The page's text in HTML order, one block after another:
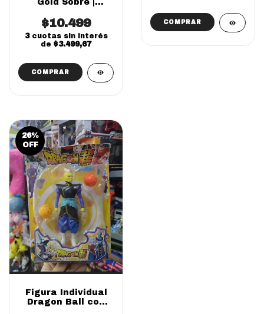
Gold Sobre |
Infantil
$10.499
3 cuotas sin interés
de $3.499,67
26%
OFF
Figura Individual
Dragon Ball con